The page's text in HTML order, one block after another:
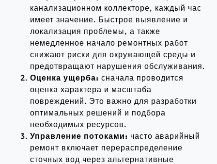
канализационном коллекторе, каждый час
имеет значение. Быстрое выявление и
локализация проблемы, а также
немедленное начало ремонтных работ
снижают риски для окружающей среды и
предотвращают нарушения обслуживания.
Оценка ущерба: сначала проводится
оценка характера и масштаба
повреждений. Это важно для разработки
оптимальных решений и подбора
необходимых ресурсов.
Управление потоками: часто аварийный
ремонт включает перераспределение
сточных вод через альтернативные